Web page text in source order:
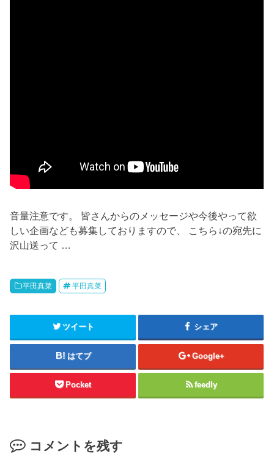
音量注意です。 皆さんからのメッセージや今後やって欲
しい企画なども募集しておりますので、 こちら↓の宛先に
沢山送って …
平田真菜 平田真菜
ツイート シェア
はてブ Google+
Pocket feedly
コメントを残す